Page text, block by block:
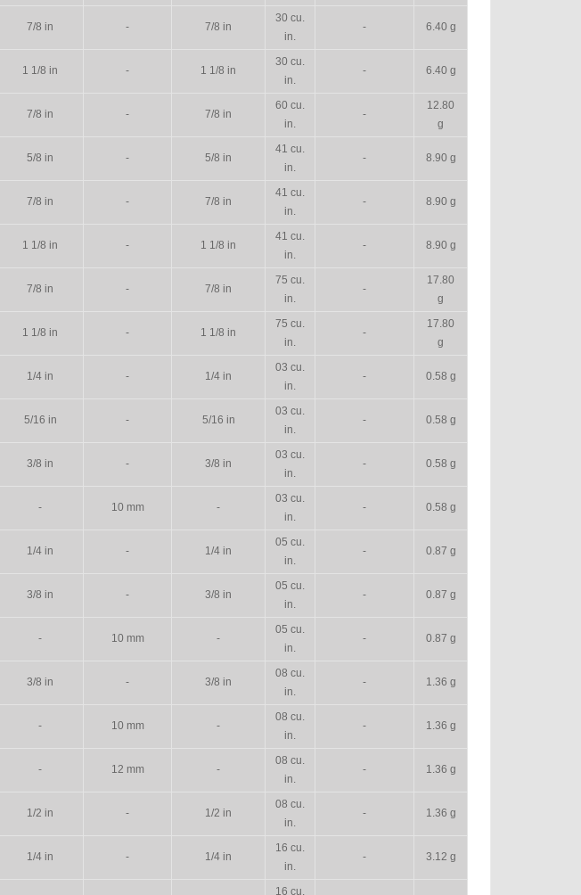
7/8 in - 7/8 in
30 cu.
in.
- 6.40 g
1 1/8 in - 1 1/8 in
30 cu.
in.
- 6.40 g
7/8 in - 7/8 in
60 cu.
in.
-
12.80
g
5/8 in - 5/8 in
41 cu.
in.
- 8.90 g
7/8 in - 7/8 in
41 cu.
in.
- 8.90 g
1 1/8 in - 1 1/8 in
41 cu.
in.
- 8.90 g
7/8 in - 7/8 in
75 cu.
in.
-
17.80
g
1 1/8 in - 1 1/8 in
75 cu.
in.
-
17.80
g
1/4 in - 1/4 in
03 cu.
in.
- 0.58 g
5/16 in - 5/16 in
03 cu.
in.
- 0.58 g
3/8 in - 3/8 in
03 cu.
in.
- 0.58 g
- 10 mm -
03 cu.
in.
- 0.58 g
1/4 in - 1/4 in
05 cu.
in.
- 0.87 g
3/8 in - 3/8 in
05 cu.
in.
- 0.87 g
- 10 mm -
05 cu.
in.
- 0.87 g
3/8 in - 3/8 in
08 cu.
in.
- 1.36 g
- 10 mm -
08 cu.
in.
- 1.36 g
- 12 mm -
08 cu.
in.
- 1.36 g
1/2 in - 1/2 in
08 cu.
in.
- 1.36 g
1/4 in - 1/4 in
16 cu.
in.
- 3.12 g
16 cu.